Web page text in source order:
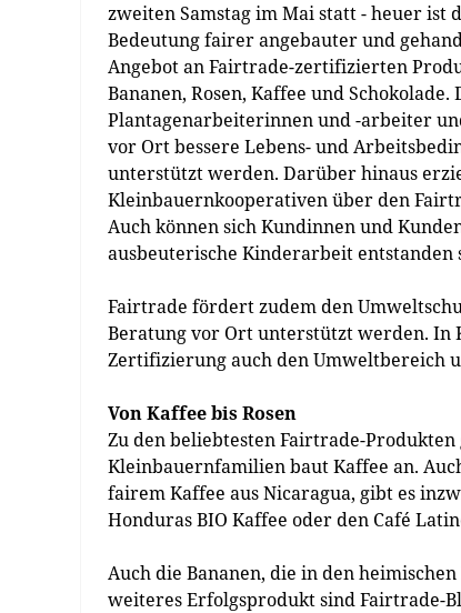
zweiten Samstag im Mai statt - heuer ist
Bedeutung fairer angebauter und
Angebot an Fairtrade-zertifizierten
Bananen, Rosen, Kaffee und
Plantagenarbeiterinnen und -arbeiter
vor Ort bessere Lebens- und
unterstützt werden. Darüber hinaus
Kleinbauernkooperativen über den
Auch können sich Kundinnen und
ausbeuterische Kinderarbeit entstanden
Fairtrade fördert zudem den
Beratung vor Ort unterstützt werden.
Zertifizierung auch den Umweltbereich
Von Kaffee bis Rosen
Zu den beliebtesten Fairtrade-
Kleinbauernfamilien baut Kaffee an.
fairem Kaffee aus Nicaragua, gibt es
Honduras BIO Kaffee oder den Café
Auch die Bananen, die in den
weiteres Erfolgsprodukt sind Fairtrade-